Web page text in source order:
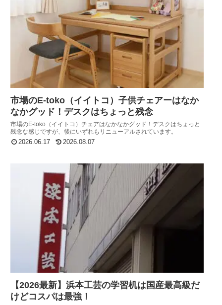
市場のE-toko（イイトコ）子供チェアーはなか
なかグッド！デスクはちょっと残念
市場のE-toko（イイトコ）チェアはなかなかグッド！デスクはちょっと
残念な感じですが、後にいずれもリニューアルされています。
2026.06.17
2026.08.07
【2026最新】浜本工芸の学習机は国産最高級だ
けどコスパは最強！